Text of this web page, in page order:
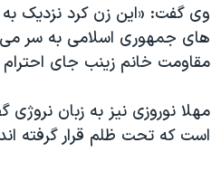
های جمهوری اسلامی بە سر می
مقاومت خانم زینب جای احترام
مهلا نوروزی نیز به زبان نروژی
است که تحت ظلم قرار گرفته